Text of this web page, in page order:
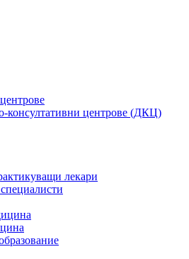
консултативни центрове (ДКЦ)
лекари